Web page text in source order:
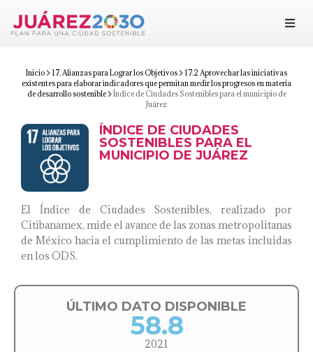
Objetivos
Documentos
Inicio 17. Alianzas para Lograr los Objetivos
17.2 Aprovechar las iniciativas
existentes para elaborar indicadores que permitan medir los progresos en materia
de desarrollo sostenible
Índice de Ciudades Sostenibles para el municipio de
Juárez
ÍNDICE DE CIUDADES
SOSTENIBLES PARA EL
MUNICIPIO DE JUÁREZ
El Índice de Ciudades Sostenibles, realizado por
Citibanamex, mide el avance de las zonas metropolitanas
de México hacia el cumplimiento de las metas incluidas
en los ODS.
ÚLTIMO DATO DISPONIBLE
58.8
2021